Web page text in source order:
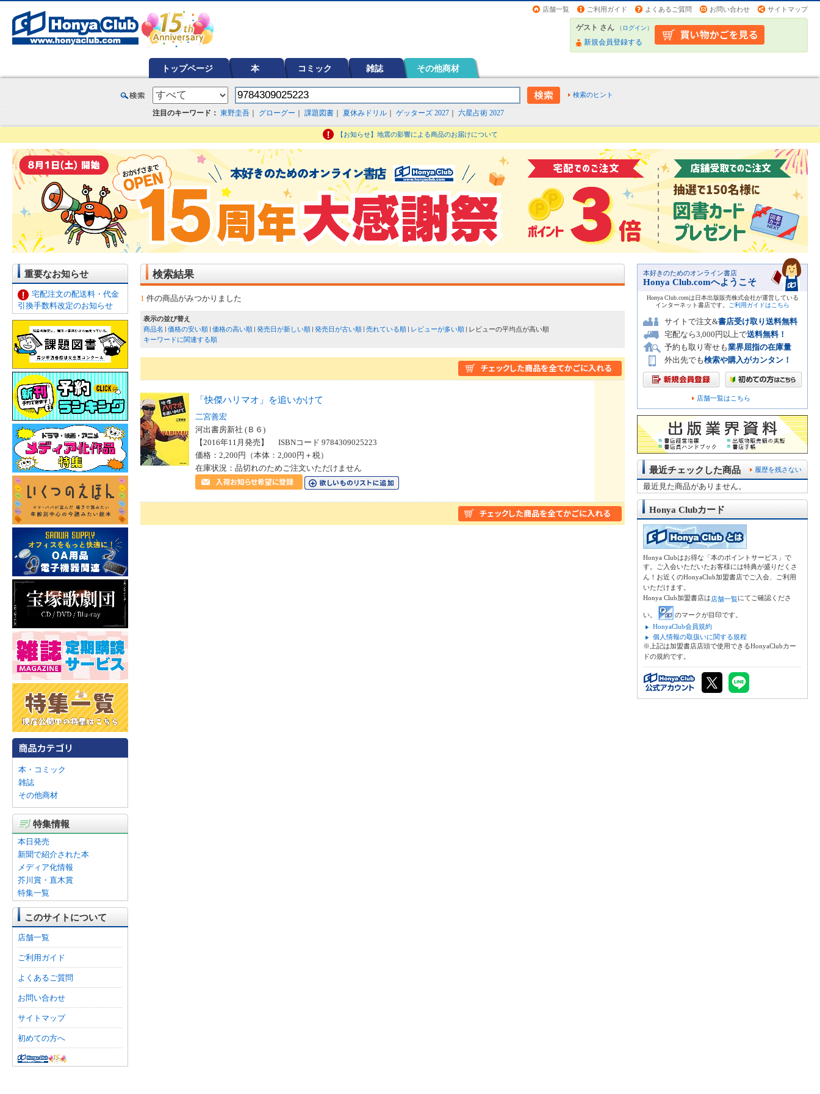
店舗一覧 ご利用ガイド よくあるご質問 お問い合わせ サイトマップ
ゲスト さん （ログイン）
新規会員登録する
トップページ 本 コミック 雑誌 その他商材
検索のヒント
注目のキーワード： 東野圭吾 グローグー 課題図書 夏休みドリル ゲッターズ 2027 六星占術 2027
【お知らせ】地震の影響による商品のお届けについて
重要なお知らせ
宅配注文の配送料・代金
引換手数料改定のお知らせ
本・コミック
雑誌
その他商材
特集情報
本日発売
新聞で紹介された本
メディア化情報
芥川賞・直木賞
特集一覧
このサイトについて
店舗一覧
ご利用ガイド
よくあるご質問
お問い合わせ
サイトマップ
初めての方へ
検索結果
1 件の商品がみつかりました
表示の並び替え
商品名
価格の安い順 価格の高い順 発売日が新しい順 発売日が古い順 売れている順 レビューが多い順
レビューの平均点が高い順
キーワードに関連する順
「快傑ハリマオ」を追いかけて
二宮善宏
河出書房新社 (Ｂ６)
【2016年11月発売】 ISBNコード 9784309025223
価格：2,200円（本体：2,000円＋税）
在庫状況：品切れのためご注文いただけません
本好きのためのオンライン書店
Honya Club.comへようこそ
Honya Club.comは日本出版販売株式会社が運営している
インターネット書店です。
ご利用ガイドはこちら
サイトで注文&書店受け取り送料無料
宅配なら3,000円以上で送料無料！
予約も取り寄せも業界屈指の在庫量
外出先でも検索や購入がカンタン！
店舗一覧はこちら
履歴を残さない
最近チェックした商品
最近見た商品がありません。
Honya Clubカード
Honya Clubはお得な「本のポイントサービス」で
す。ご入会いただいたお客様には特典が盛りだくさ
ん！お近くのHonyaClub加盟書店でご入会、ご利用
いただけます。
Honya Club加盟書店は店舗一覧にてご確認くださ
い。
のマークが目印です。
HonyaClub会員規約
個人情報の取扱いに関する規程
※上記は加盟書店店頭で使用できるHonyaClubカー
ドの規約です。